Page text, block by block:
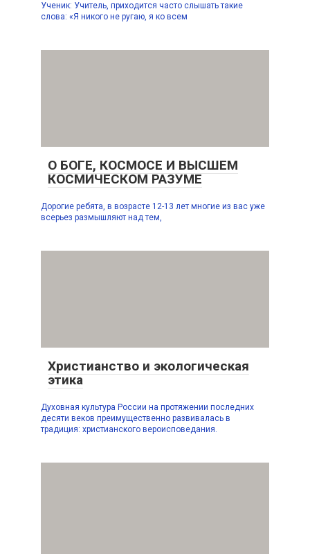
Ученик: Учитель, приходится часто слышать такие
слова: «Я никого не ругаю, я ко всем
О БОГЕ, КОСМОСЕ И ВЫСШЕМ
КОСМИЧЕСКОМ РАЗУМЕ
Дорогие ребята, в возрасте 12-13 лет многие из вас уже
всерьез размышляют над тем,
Христианство и экологическая
этика
Духовная культура России на протяжении последних
десяти веков преимущественно развивалась в
традиция: христианского вероисповедания.